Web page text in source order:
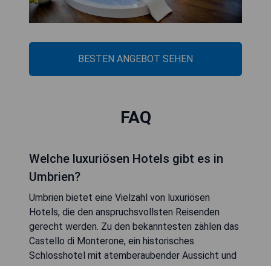
BESTEN ANGEBOT SEHEN
FAQ
Welche luxuriösen Hotels gibt es in
Umbrien?
Umbrien bietet eine Vielzahl von luxuriösen
Hotels, die den anspruchsvollsten Reisenden
gerecht werden. Zu den bekanntesten zählen das
Castello di Monterone, ein historisches
Schlosshotel mit atemberaubender Aussicht und